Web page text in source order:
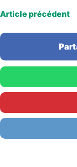
Article précédent